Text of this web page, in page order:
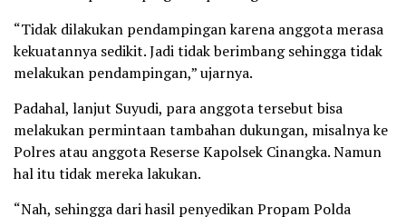
‎“Tidak dilakukan pendampingan karena anggota merasa
kekuatannya sedikit. Jadi tidak berimbang sehingga tidak
melakukan pendampingan,” ujarnya.
Padahal, lanjut Suyudi, para anggota tersebut bisa
melakukan permintaan tambahan dukungan, misalnya ke
Polres atau anggota Reserse Kapolsek Cinangka. ‎Namun
hal itu tidak mereka lakukan.
‎“Nah, sehingga dari hasil penyedikan Propam Polda